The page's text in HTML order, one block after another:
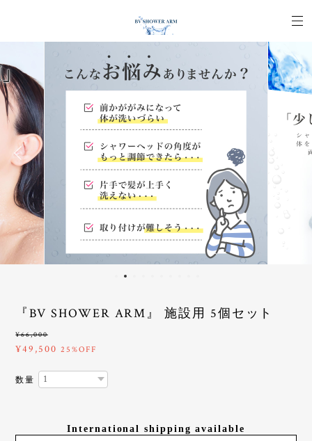
『BV SHOWER ARM』 施設用 5個セット
¥66,000
¥49,500 25%OFF
数量
International shipping available